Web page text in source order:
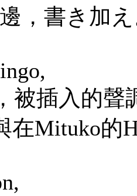
，書き加
被插入的聲
在Mituko的